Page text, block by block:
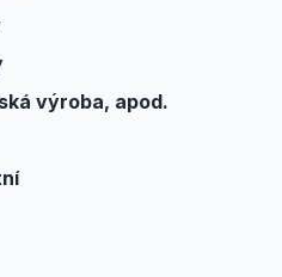
výroba, apod.